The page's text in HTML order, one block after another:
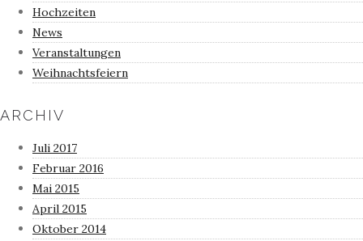
Hochzeiten
News
Veranstaltungen
Weihnachtsfeiern
ARCHIV
Juli 2017
Februar 2016
Mai 2015
April 2015
Oktober 2014